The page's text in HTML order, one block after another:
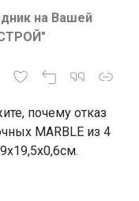
на Вашей
почему отказ
MARBLE из 4